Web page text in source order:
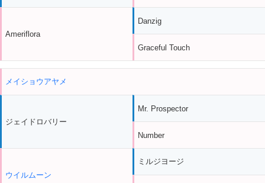
Ameriflora
Danzig
Graceful Touch
メイショウアヤメ
ジェイドロバリー
ウイルムーン
Mr. Prospector
Number
ミルジヨージ